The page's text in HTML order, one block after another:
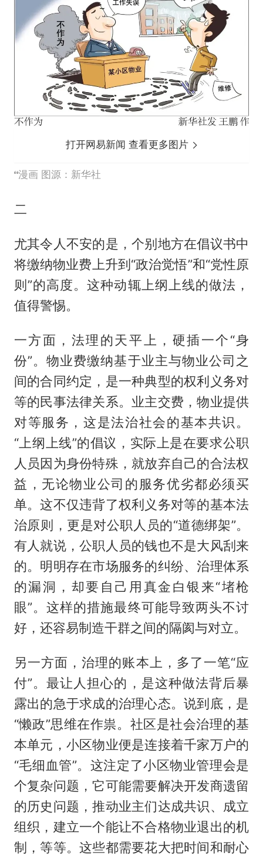
打开网易新闻 查看更多图片
漫画 图源：新华社
二
尤其令人不安的是，个别地方在倡议书中
将缴纳物业费上升到“政治觉悟”和“党性原
则”的高度。这种动辄上纲上线的做法，
值得警惕。
一方面，法理的天平上，硬插一个“身
份”。物业费缴纳基于业主与物业公司之
间的合同约定，是一种典型的权利义务对
等的民事法律关系。业主交费，物业提供
对等服务，这是法治社会的基本共识。
“上纲上线”的倡议，实际上是在要求公职
人员因为身份特殊，就放弃自己的合法权
益，无论物业公司的服务优劣都必须买
单。这不仅违背了权利义务对等的基本法
治原则，更是对公职人员的“道德绑架”。
有人就说，公职人员的钱也不是大风刮来
的。明明存在市场服务的纠纷、治理体系
的漏洞，却要自己用真金白银来“堵枪
眼”。这样的措施最终可能导致两头不讨
好，还容易制造干群之间的隔阂与对立。
另一方面，治理的账本上，多了一笔“应
付”。最让人担心的，是这种做法背后暴
露出的急于求成的治理心态。说到底，是
“懒政”思维在作祟。社区是社会治理的基
本单元，小区物业便是连接着千家万户的
“毛细血管”。这注定了小区物业管理会是
个复杂问题，它可能需要解决开发商遗留
的历史问题，推动业主们达成共识、成立
组织，建立一个能让不合格物业退出的机
制，等等。这些都需要花大把时间和耐心